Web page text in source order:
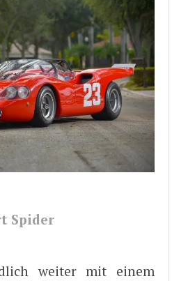
Spider
weiter mit einem